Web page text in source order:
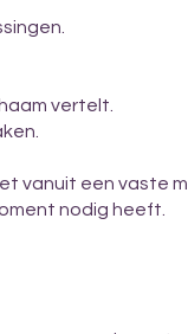
vertelt.
vanuit een vaste
nodig heeft.